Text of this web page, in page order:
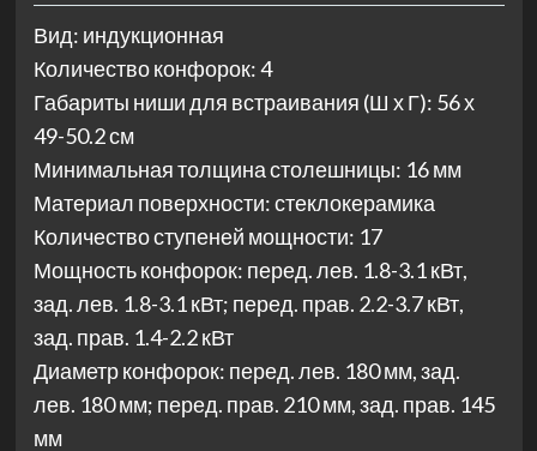
Вид: индукционная
Количество конфорок: 4
Габариты ниши для встраивания (Ш х Г): 56 х
49-50.2 см
Минимальная толщина столешницы: 16 мм
Материал поверхности: стеклокерамика
Количество ступеней мощности: 17
Мощность конфорок: перед. лев. 1.8-3.1 кВт,
зад. лев. 1.8-3.1 кВт; перед. прав. 2.2-3.7 кВт,
зад. прав. 1.4-2.2 кВт
Диаметр конфорок: перед. лев. 180 мм, зад.
лев. 180 мм; перед. прав. 210 мм, зад. прав. 145
мм